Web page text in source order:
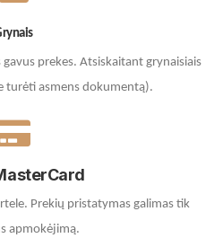
prekes. Atsiskaitant grynaisiais
turėti asmens dokumentą).
Prekių pristatymas galimas tik
apmokėjimą.